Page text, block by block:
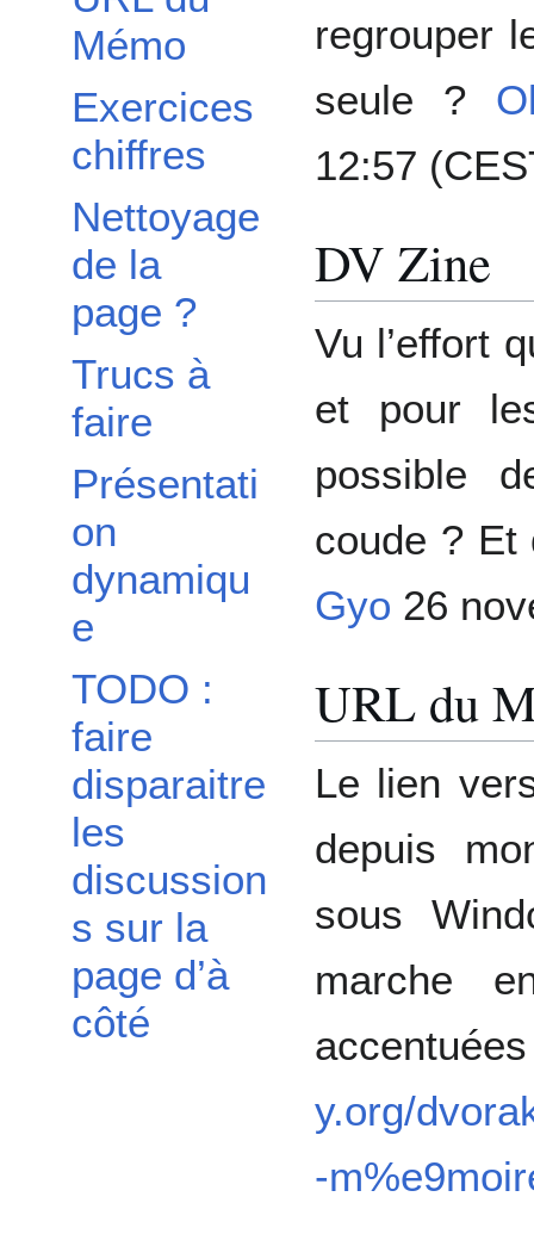
Mémo
Exercices
chiffres
Nettoyage
de la
page ?
Trucs à
faire
Présentati
on
dynamiqu
e
TODO :
faire
disparaitre
les
discussion
s sur la
page d’à
côté
regrouper
seule ?
12:57
DV Zine
Vu l’effort
et pour
possible
coude ? Et
Gyo 26
URL du
Le lien
depuis
sous
marche
y.org/
-